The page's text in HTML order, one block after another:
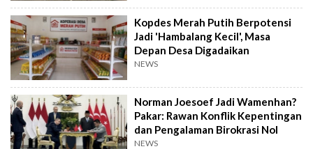
Kopdes Merah Putih Berpotensi
Jadi 'Hambalang Kecil', Masa
Depan Desa Digadaikan
NEWS
Norman Joesoef Jadi Wamenhan?
Pakar: Rawan Konflik Kepentingan
dan Pengalaman Birokrasi Nol
NEWS